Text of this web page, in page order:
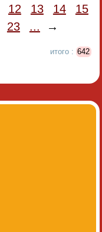
12 13 14
15
23 ... →
итого : 642